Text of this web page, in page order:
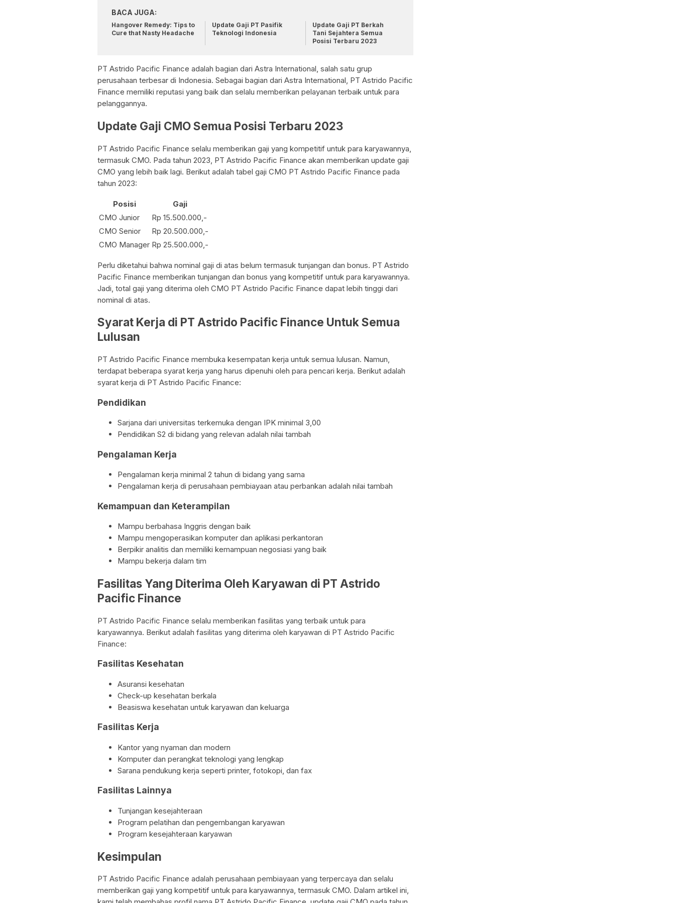
BACA JUGA:
Hangover Remedy: Tips to
Cure that Nasty Headache
Update Gaji PT Pasifik
Teknologi Indonesia
Update Gaji PT Berkah
Tani Sejahtera Semua
Posisi Terbaru 2023
PT Astrido Pacific Finance adalah bagian dari Astra International, salah satu grup
perusahaan terbesar di Indonesia. Sebagai bagian dari Astra International, PT Astrido Pacific
Finance memiliki reputasi yang baik dan selalu memberikan pelayanan terbaik untuk para
pelanggannya.
Update Gaji CMO Semua Posisi Terbaru 2023
PT Astrido Pacific Finance selalu memberikan gaji yang kompetitif untuk para karyawannya,
termasuk CMO. Pada tahun 2023, PT Astrido Pacific Finance akan memberikan update gaji
CMO yang lebih baik lagi. Berikut adalah tabel gaji CMO PT Astrido Pacific Finance pada
tahun 2023:
Posisi
Gaji
CMO Junior
Rp 15.500.000,-
CMO Senior
Rp 20.500.000,-
CMO Manager Rp 25.500.000,-
Perlu diketahui bahwa nominal gaji di atas belum termasuk tunjangan dan bonus. PT Astrido
Pacific Finance memberikan tunjangan dan bonus yang kompetitif untuk para karyawannya.
Jadi, total gaji yang diterima oleh CMO PT Astrido Pacific Finance dapat lebih tinggi dari
nominal di atas.
Syarat Kerja di PT Astrido Pacific Finance Untuk Semua
Lulusan
PT Astrido Pacific Finance membuka kesempatan kerja untuk semua lulusan. Namun,
terdapat beberapa syarat kerja yang harus dipenuhi oleh para pencari kerja. Berikut adalah
syarat kerja di PT Astrido Pacific Finance:
Pendidikan
Sarjana dari universitas terkemuka dengan IPK minimal 3,00
Pendidikan S2 di bidang yang relevan adalah nilai tambah
Pengalaman Kerja
Pengalaman kerja minimal 2 tahun di bidang yang sama
Pengalaman kerja di perusahaan pembiayaan atau perbankan adalah nilai tambah
Kemampuan dan Keterampilan
Mampu berbahasa Inggris dengan baik
Mampu mengoperasikan komputer dan aplikasi perkantoran
Berpikir analitis dan memiliki kemampuan negosiasi yang baik
Mampu bekerja dalam tim
Fasilitas Yang Diterima Oleh Karyawan di PT Astrido
Pacific Finance
PT Astrido Pacific Finance selalu memberikan fasilitas yang terbaik untuk para
karyawannya. Berikut adalah fasilitas yang diterima oleh karyawan di PT Astrido Pacific
Finance:
Fasilitas Kesehatan
Asuransi kesehatan
Check-up kesehatan berkala
Beasiswa kesehatan untuk karyawan dan keluarga
Fasilitas Kerja
Kantor yang nyaman dan modern
Komputer dan perangkat teknologi yang lengkap
Sarana pendukung kerja seperti printer, fotokopi, dan fax
Fasilitas Lainnya
Tunjangan kesejahteraan
Program pelatihan dan pengembangan karyawan
Program kesejahteraan karyawan
Kesimpulan
PT Astrido Pacific Finance adalah perusahaan pembiayaan yang terpercaya dan selalu
memberikan gaji yang kompetitif untuk para karyawannya, termasuk CMO. Dalam artikel ini,